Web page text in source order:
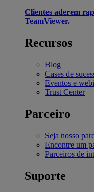
Clientes aderem
TeamViewer.
Recursos
Blog
Cases de
Eventos e
Trust Center
Parceiro
Seja nosso
Encontre um
Parceiros de
Suporte